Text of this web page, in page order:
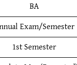
BA
Exam/Semester
1st Semester